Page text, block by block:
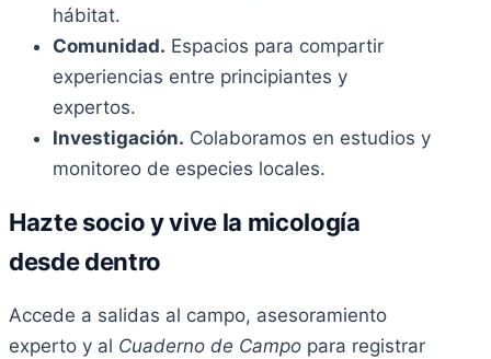
hábitat.
Comunidad. Espacios para compartir
experiencias entre principiantes y
expertos.
Investigación. Colaboramos en estudios y
monitoreo de especies locales.
Hazte socio y vive la micología
desde dentro
Accede a salidas al campo, asesoramiento
experto y al Cuaderno de Campo para registrar